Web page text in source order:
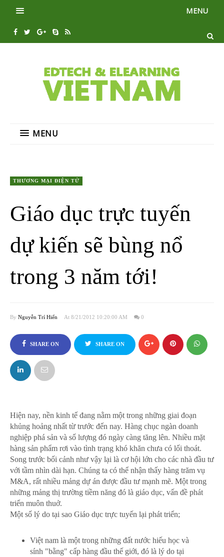
MENU
MENU
THƯƠNG MẠI ĐIỆN TỬ
Giáo dục trực tuyến
dự kiến sẽ bùng nổ
trong 3 năm tới!
By Nguyễn Trí Hiển At 8/21/2012 10:20:00 AM 0
SHARE ON
FACEBOOK
SHARE ON
Hiện nay, nền kinh tế đang nằm một trong những giai đoạn
khủng hoảng nhất từ trước đến nay. Hàng chục ngàn doanh
nghiệp phá sản và số lượng đó ngày càng tăng lên. Nhiều mặt
hàng sản phẩm rơi vào tình trạng khó khăn chưa có lối thoát.
Song trước bối cảnh như vậy lại là cơ hội lớn cho các nhà đầu tư
với tầm nhìn dài hạn. Chúng ta có thể nhận thấy hàng trăm vụ
M&A, rất nhiều mảng dự án được đầu tư mạnh mẽ. Một trong
những mảng thị trường tiềm năng đó là giáo dục, vấn đề phát
triển muôn thuở.
Một số lý do tại sao Giáo dục trực tuyến lại phát triển;
Việt nam là một trong những đất nước hiếu học và
sính "bằng" cấp hàng đầu thế giới, đó là lý do tại